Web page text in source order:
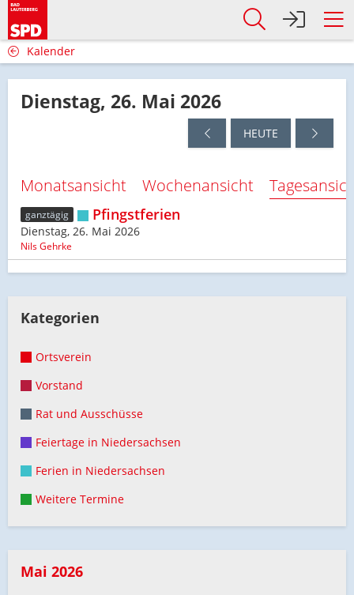
Kalender
Dienstag, 26. Mai 2026
HEUTE
Monatsansicht Wochenansicht
ganztägig Pfingstferien
Dienstag, 26. Mai 2026
Nils Gehrke
Kategorien
Ortsverein
Vorstand
Rat und Ausschüsse
Feiertage in Niedersachsen
Ferien in Niedersachsen
Weitere Termine
Mai 2026